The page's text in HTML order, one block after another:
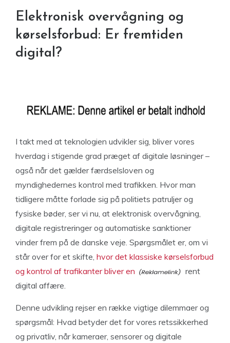
Elektronisk overvågning og
kørselsforbud: Er fremtiden
digital?
I takt med at teknologien udvikler sig, bliver vores
hverdag i stigende grad præget af digitale løsninger –
også når det gælder færdselsloven og
myndighedernes kontrol med trafikken. Hvor man
tidligere måtte forlade sig på politiets patruljer og
fysiske bøder, ser vi nu, at elektronisk overvågning,
digitale registreringer og automatiske sanktioner
vinder frem på de danske veje. Spørgsmålet er, om vi
står over for et skifte, hvor det klassiske kørselsforbud
og kontrol af trafikanter bliver en
rent
digital affære.
Denne udvikling rejser en række vigtige dilemmaer og
spørgsmål: Hvad betyder det for vores retssikkerhed
og privatliv, når kameraer, sensorer og digitale